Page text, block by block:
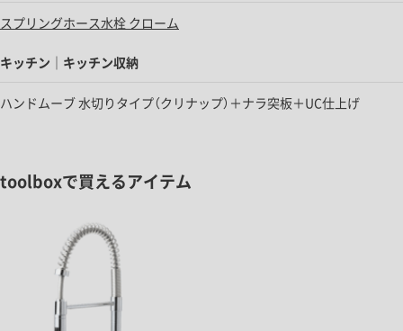
スプリングホース水栓 クローム
キッチン｜キッチン収納
ハンドムーブ 水切りタイプ（クリナップ）＋ナラ突板＋UC仕上げ
toolboxで買えるアイテム